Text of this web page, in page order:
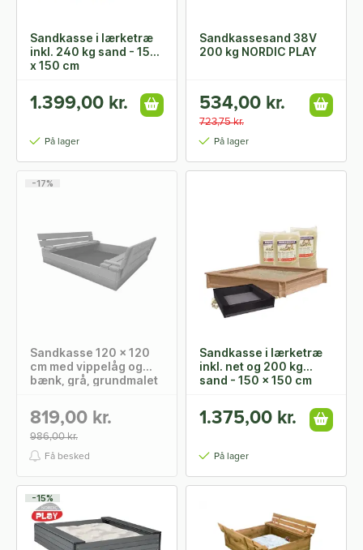
Sandkasse i lærketræ
inkl. 240 kg sand - 150
x 150 cm
1.399,00 kr.
På lager
Sandkassesand 38V
200 kg NORDIC PLAY
534,00 kr.
723,75 kr.
På lager
-17%
Sandkasse 120 x 120
cm med vippelåg og
bænk, grå, grundmalet
819,00 kr.
986,00 kr.
Få besked
Sandkasse i lærketræ
inkl. net og 200 kg
sand - 150 x 150 cm
1.375,00 kr.
På lager
-15%